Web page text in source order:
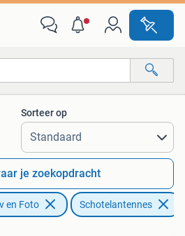
afstanden…
Sorteer op
je zoekopdracht
en Foto Schotelantennes